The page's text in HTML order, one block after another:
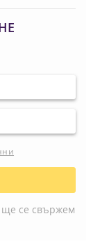
ще се свържем